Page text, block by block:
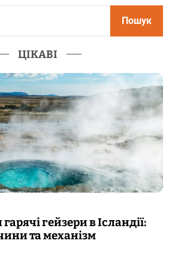
Пошук
ЦІКАВІ
з’являються мурашки на
пілоерекції